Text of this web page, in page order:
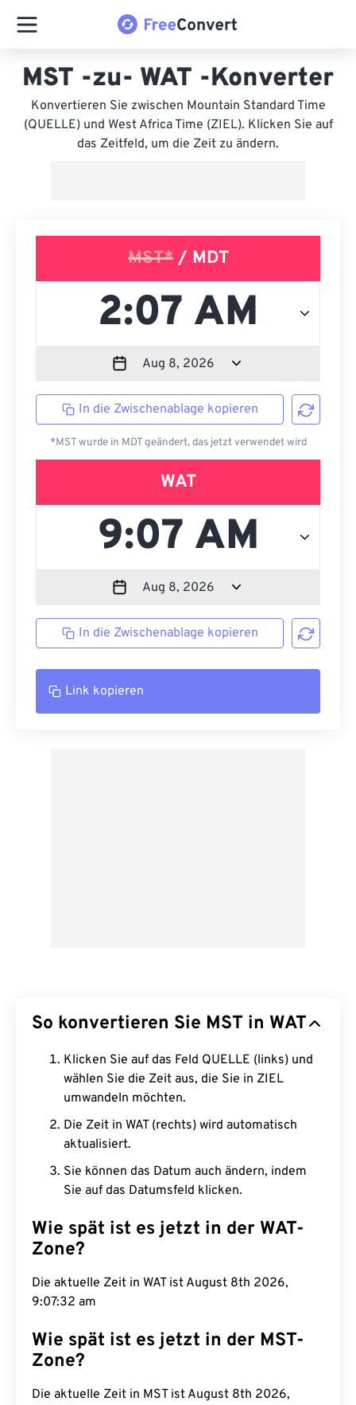
MST -zu- WAT -Konverter
Konvertieren Sie zwischen Mountain Standard Time
(QUELLE) und West Africa Time (ZIEL). Klicken Sie auf
das Zeitfeld, um die Zeit zu ändern.
MST*/ MDT
In die Zwischenablage kopieren
*MST wurde in MDT geändert, das jetzt verwendet wird
WAT
In die Zwischenablage kopieren
Link kopieren
So konvertieren Sie MST in WAT
Klicken Sie auf das Feld QUELLE (links) und
wählen Sie die Zeit aus, die Sie in ZIEL
umwandeln möchten.
Die Zeit in WAT (rechts) wird automatisch
aktualisiert.
Sie können das Datum auch ändern, indem
Sie auf das Datumsfeld klicken.
Wie spät ist es jetzt in der WAT-
Zone?
Die aktuelle Zeit in WAT ist August 8th 2026,
9:07:33 am
Wie spät ist es jetzt in der MST-
Zone?
Die aktuelle Zeit in MST ist August 8th 2026,